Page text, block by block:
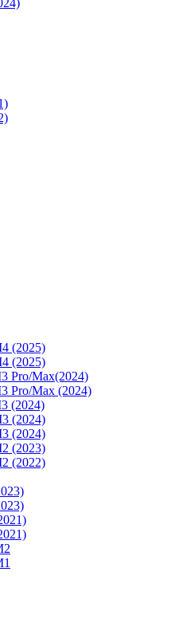
(2025)
(2025)
Pro/Max(2024)
Pro/Max (2024)
(2024)
(2024)
(2024)
(2023)
(2022)